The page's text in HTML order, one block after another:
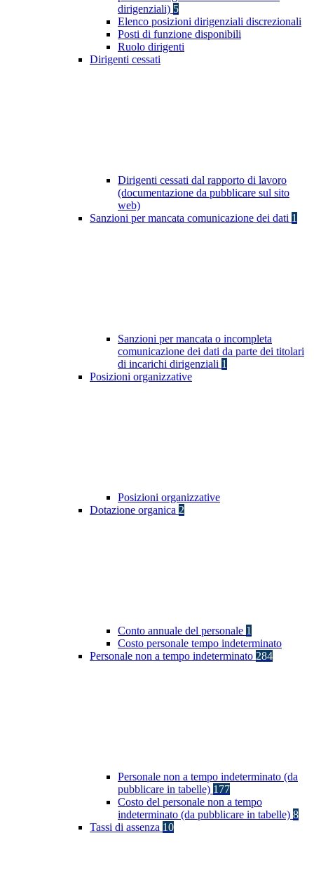
dirigenziali) 5
Elenco posizioni dirigenziali discrezionali
Posti di funzione disponibili
Ruolo dirigenti
Dirigenti cessati
Dirigenti cessati dal rapporto di lavoro
(documentazione da pubblicare sul sito
web)
Sanzioni per mancata comunicazione dei dati 1
Sanzioni per mancata o incompleta
comunicazione dei dati da parte dei titolari
di incarichi dirigenziali 1
Posizioni organizzative
Posizioni organizzative
Dotazione organica 2
Conto annuale del personale 1
Costo personale tempo indeterminato
Personale non a tempo indeterminato 284
Personale non a tempo indeterminato (da
pubblicare in tabelle) 177
Costo del personale non a tempo
indeterminato (da pubblicare in tabelle) 8
Tassi di assenza 10